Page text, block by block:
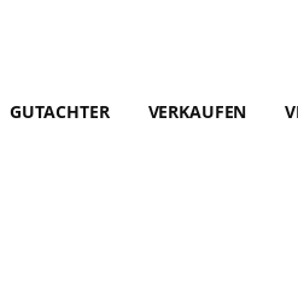
GUTACHTER VERKAUFEN